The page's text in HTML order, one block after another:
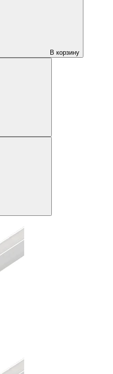
В корзину